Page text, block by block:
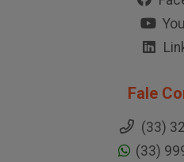
Fale
(33)
(33)